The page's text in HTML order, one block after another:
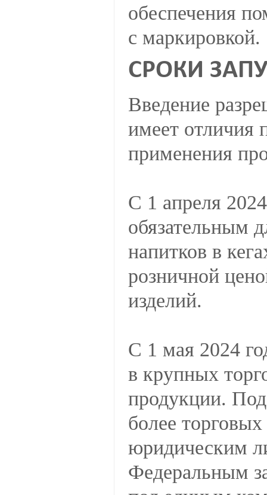
обеспечения
с маркировкой.
СРОКИ
Введение
имеет отличия
применения
С 1 апреля
обязательным
напитков в
розничной
изделий.
С 1 мая 2024
в крупных
продукции.
более
юридическим
Федеральным